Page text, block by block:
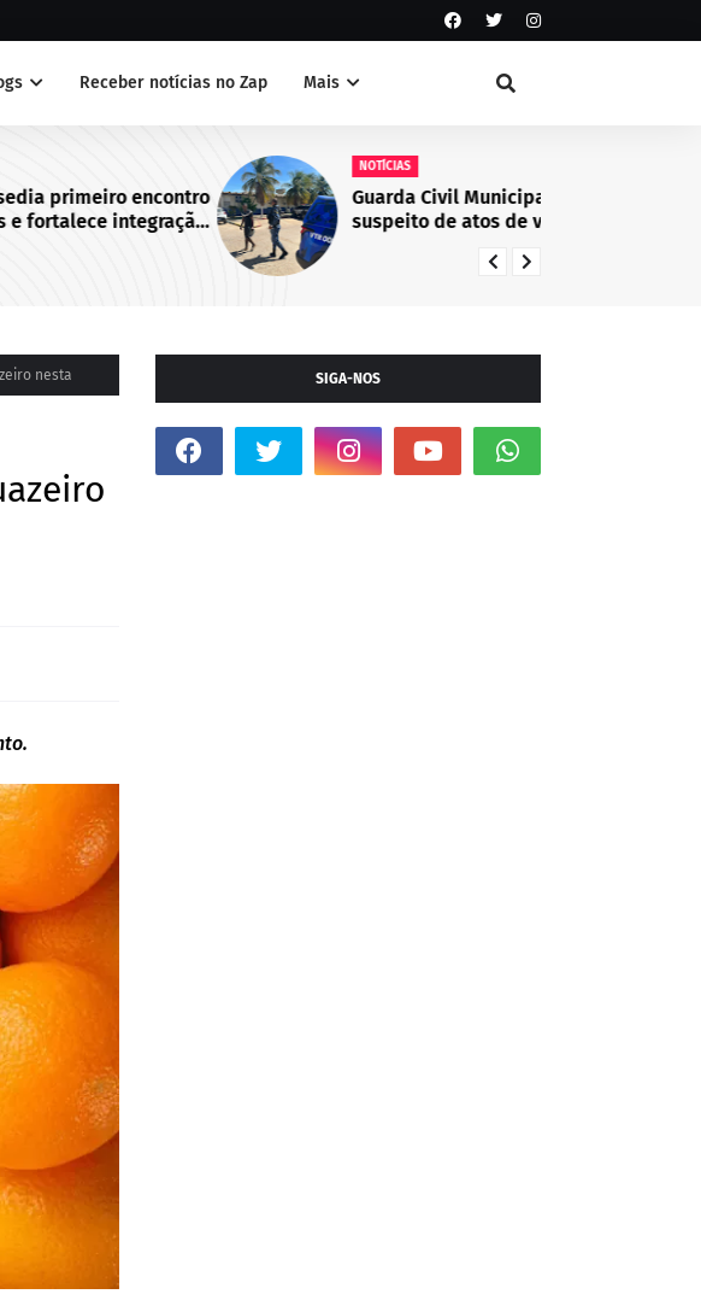
Receber notícias no Zap Mais
encontro
Norte
NOTÍCIAS
Guarda Civil Municipal identifica
suspeito de atos de vandalismo
no Centro de Juazeiro, BA
nesta SIGA-NOS